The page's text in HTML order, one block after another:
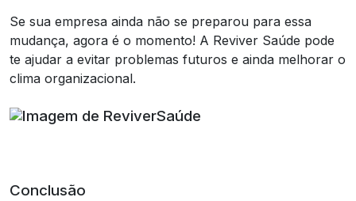
Se sua empresa ainda não se preparou para essa
mudança, agora é o momento! A Reviver Saúde pode
te ajudar a evitar problemas futuros e ainda melhorar o
clima organizacional.
Conclusão